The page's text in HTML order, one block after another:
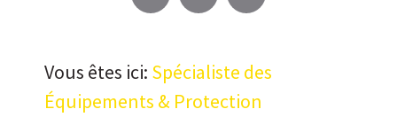
Vous êtes ici: Spécialiste des
Équipements & Protection